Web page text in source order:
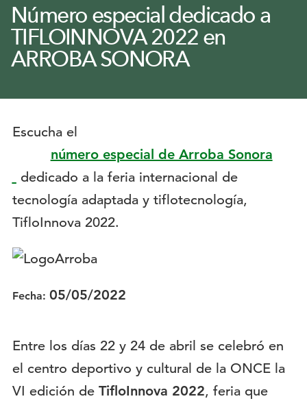
Número especial dedicado a
TIFLOINNOVA 2022 en
ARROBA SONORA
Escucha el
número especial de Arroba Sonora
dedicado a la feria internacional de
tecnología adaptada y tiflotecnología,
TifloInnova 2022.
Fecha: 05/05/2022
Entre los días 22 y 24 de abril se celebró en
el centro deportivo y cultural de la ONCE la
VI edición de TifloInnova 2022, feria que